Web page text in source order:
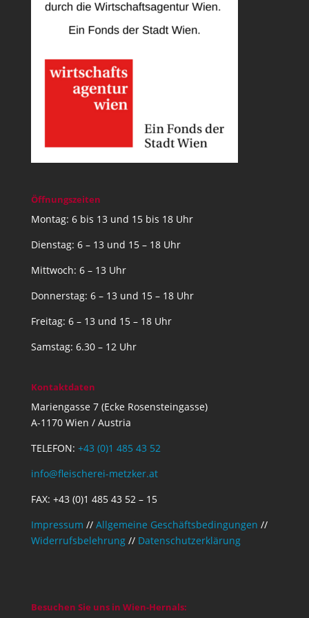
Öffnungszeiten
Montag: 6 bis 13 und 15 bis 18 Uhr
Dienstag: 6 – 13 und 15 – 18 Uhr
Mittwoch: 6 – 13 Uhr
Donnerstag: 6 – 13 und 15 – 18 Uhr
Freitag: 6 – 13 und 15 – 18 Uhr
Samstag: 6.30 – 12 Uhr
Kontaktdaten
Mariengasse 7 (Ecke Rosensteingasse)
A-1170 Wien / Austria
TELEFON: +43 (0)1 485 43 52
info@fleischerei-metzker.at
FAX: +43 (0)1 485 43 52 – 15
Impressum // Allgemeine Geschäftsbedingungen //
Widerrufsbelehrung// Datenschutzerklärung
Besuchen Sie uns in Wien-Hernals: